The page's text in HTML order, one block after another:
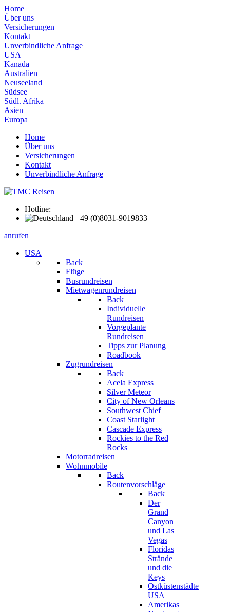
Home
Über uns
Versicherungen
Kontakt
Unverbindliche Anfrage
USA
Kanada
Australien
Neuseeland
Südsee
Südl. Afrika
Asien
Europa
Home
Über uns
Versicherungen
Kontakt
Unverbindliche Anfrage
Hotline:
+49 (0)8031-9019833
anrufen
USA
Back
Flüge
Busrundreisen
Mietwagenrundreisen
Back
Individuelle
Rundreisen
Vorgeplante
Rundreisen
Tipps zur Planung
Roadbook
Zugrundreisen
Back
Acela Express
Silver Meteor
City of New Orleans
Southwest Chief
Coast Starlight
Cascade Express
Rockies to the Red
Rocks
Motorradreisen
Wohnmobile
Back
Routenvorschläge
Back
Der
Grand
Canyon
und Las
Vegas
Floridas
Strände
und die
Keys
Ostküstenstädte
USA
Amerikas